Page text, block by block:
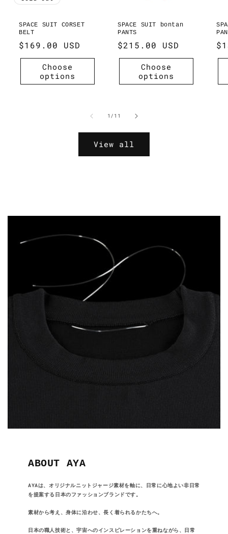
SPACE SUIT CORSET
BELT
Regular
price
$169.00 USD
Choose
options
SPACE SUIT bontan
PANTS
Regular
price
$215.00 USD
Choose
options
1 / of
11
View all
ABOUT AYA
AYAは、オリジナルニットジャージ素材を軸に、日常に心地よい非日常
を提案する日本のファッションブランドです。
素材から考え、身体に沿わせ、長く着られるかたちへ。
日本の職人技術と、宇宙へのインスピレーションを重ねながら、日常